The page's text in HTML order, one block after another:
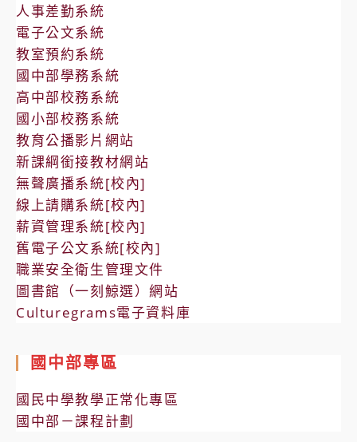
人事差勤系統
電子公文系統
教室預約系統
國中部學務系統
高中部校務系統
國小部校務系統
教育公播影片網站
新課綱銜接教材網站
無聲廣播系統[校內]
線上請購系統[校內]
薪資管理系統[校內]
舊電子公文系統[校內]
職業安全衛生管理文件
圖書館（一刻鯨選）網站
Culturegrams電子資料庫
國中部專區
國民中學教學正常化專區
國中部－課程計劃